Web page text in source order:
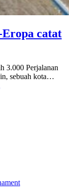
catat
3.000 Perjalanan
sebuah kota…